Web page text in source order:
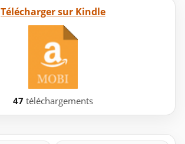
Télécharger sur Kindle
47 téléchargements